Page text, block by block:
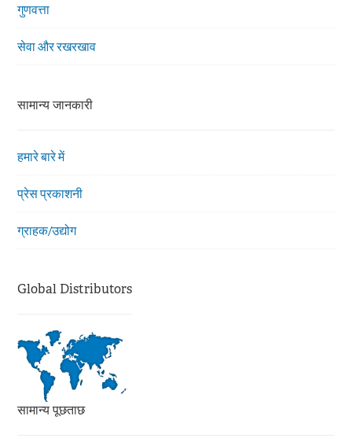
गुणवत्ता
सेवा और रखरखाव
सामान्य जानकारी
हमारे बारे में
प्रेस प्रकाशनी
ग्राहक/उद्योग
Global Distributors
सामान्य पूछताछ